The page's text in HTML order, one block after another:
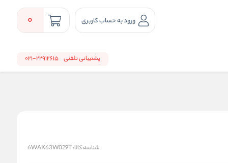
ورود به حساب کاربری 0
پشتیبانی تلفنی 22912615-021
شناسه کالا:6WAK63W029T